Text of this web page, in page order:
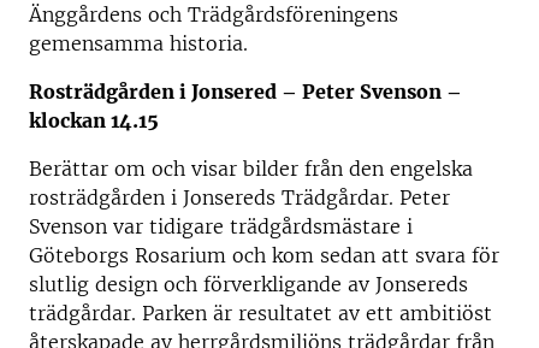
Änggårdens och Trädgårdsföreningens
gemensamma historia.
Rosträdgården i Jonsered – Peter Svenson –
klockan 14.15
Berättar om och visar bilder från den engelska
rosträdgården i Jonsereds Trädgårdar. Peter
Svenson var tidigare trädgårdsmästare i
Göteborgs Rosarium och kom sedan att svara för
slutlig design och förverkligande av Jonsereds
trädgårdar. Parken är resultatet av ett ambitiöst
återskapade av herrgårdsmiljöns trädgårdar från